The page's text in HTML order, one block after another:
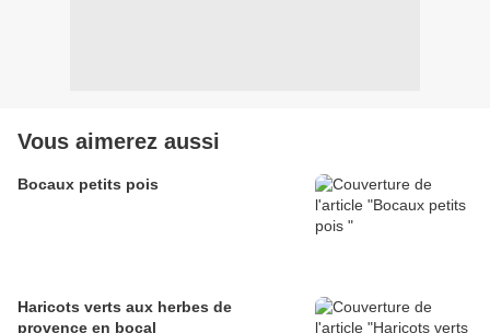
Vous aimerez aussi
Bocaux petits pois
Haricots verts aux herbes de
provence en bocal